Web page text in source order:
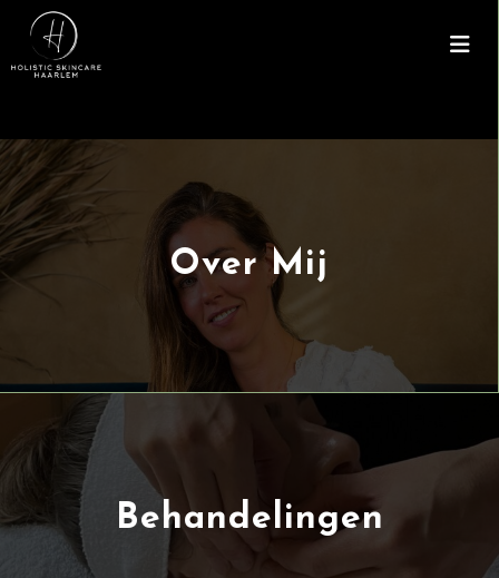
Over Mij
Behandelingen